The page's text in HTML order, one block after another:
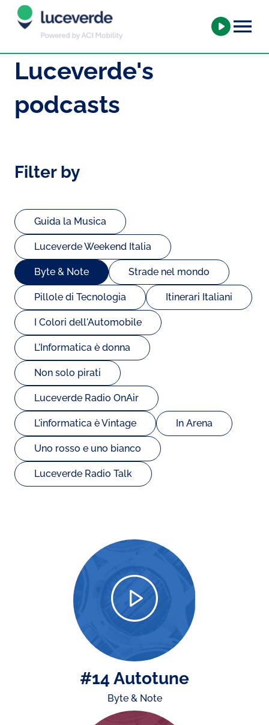
Luceverde's
podcasts
Filter by
Guida la Musica
Luceverde Weekend Italia
Byte & Note Strade nel mondo
Pillole di Tecnologia Itinerari Italiani
I Colori dell'Automobile
L'Informatica è donna
Non solo pirati
Luceverde Radio OnAir
L'informatica è Vintage In Arena
Uno rosso e uno bianco
Luceverde Radio Talk
#14 Autotune
Byte & Note